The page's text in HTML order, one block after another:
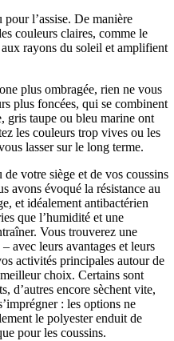
l’assise. De manière
couleurs claires, comme le
rayons du soleil et amplifient
plus ombragée, rien ne vous
plus foncées, qui se combinent
gris taupe ou bleu marine ont
les couleurs trop vives ou les
lasser sur le long terme.
votre siège et de vos coussins
avons évoqué la résistance au
et idéalement antibactérien
que l’humidité et une
Vous trouverez une
avec leurs avantages et leurs
activités principales autour de
choix. Certains sont
d’autres encore sèchent vite,
: les options ne
le polyester enduit de
pour les coussins.